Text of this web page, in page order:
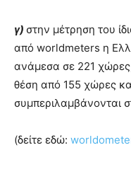
γ) στην μέτρηση του
από worldmeters η
ανάμεσα σε 221
θέση από 155 χώρες
συμπεριλαμβάνονται
(δείτε εδώ: